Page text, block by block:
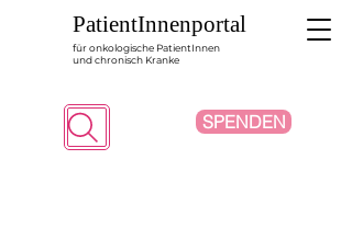
PatientInnenportal
für onkologische PatientInnen
und chronisch Kranke
Suche SPENDEN